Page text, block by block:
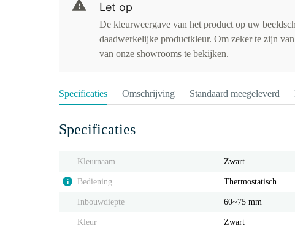
Let op
De kleurweergave van het product op uw
daadwerkelijke productkleur. Om zeker te zijn
van onze showrooms te bekijken.
Specificaties Omschrijving Standaard meegeleverd
Specificaties
Kleurnaam Zwart
i Bediening Thermostatisch
Inbouwdiepte 60~75 mm
Kleur Zwart